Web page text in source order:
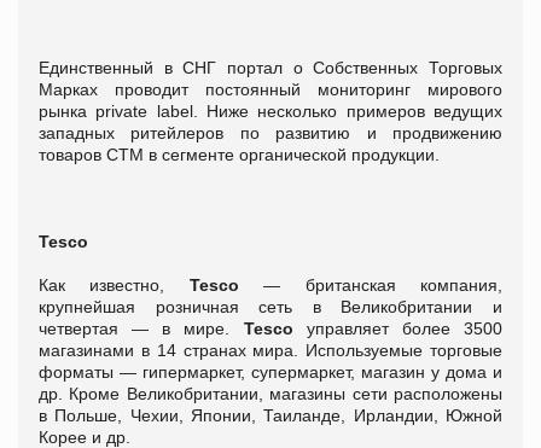
Единственный в СНГ портал о Собственных Торговых
Марках проводит постоянный мониторинг мирового
рынка private label. Ниже несколько примеров ведущих
западных ритейлеров по развитию и продвижению
товаров СТМ в сегменте органической продукции.
Tesco
Как известно, Tesco — британская компания,
крупнейшая розничная сеть в Великобритании и
четвертая — в мире. Tesco управляет более 3500
магазинами в 14 странах мира. Используемые торговые
форматы — гипермаркет, супермаркет, магазин у дома и
др. Кроме Великобритании, магазины сети расположены
в Польше, Чехии, Японии, Таиланде, Ирландии, Южной
Корее и др.